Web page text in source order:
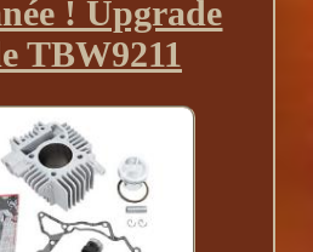
! Upgrade
TBW9211